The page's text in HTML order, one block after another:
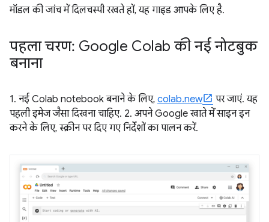
मॉडल की जांच में दिलचस्पी रखते हों, यह गाइड आपके लिए है.
पहला चरण: Google Colab की नई नोटबुक
बनाना
1. नई Colab notebook बनाने के लिए, colab.new
पर जाएं. यह
पहली इमेज जैसा दिखना चाहिए. 2. अपने Google खाते में साइन इन
करने के लिए, स्क्रीन पर दिए गए निर्देशों का पालन करें.